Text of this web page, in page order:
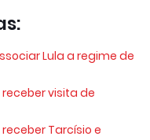
Lula a regime de
visita de
Tarcísio e